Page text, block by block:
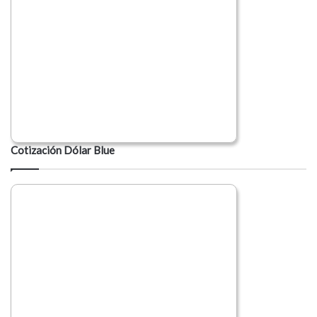
Cotización Dólar Blue